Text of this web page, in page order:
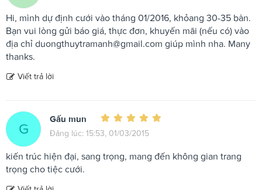
Hi, mình dự định cưới vào tháng 01/2016, khỏang 30-35 bàn.
Bạn vui lòng gửi báo giá, thực đơn, khuyến mãi (nếu có) vào
địa chỉ duongthuytramanh@gmail.com giúp mình nha. Many
thanks.
Viết trả lời
G
Gấu mun
Đăng lúc: 15:53, 01/03/2015
kiến trúc hiện đại, sang trọng, mang đến không gian trang
trọng cho tiệc cưới.